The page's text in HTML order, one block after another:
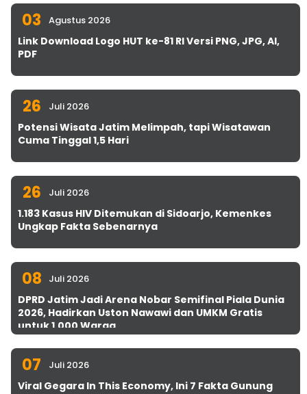
03 Agustus 2026
Link Download Logo HUT ke-81 RI Versi PNG, JPG, AI,
PDF
26 Juli 2026
Potensi Wisata Jatim Melimpah, tapi Wisatawan
Cuma Tinggal 1,5 Hari
26 Juli 2026
1.183 Kasus HIV Ditemukan di Sidoarjo, Kemenkes
Ungkap Fakta Sebenarnya
08 Juli 2026
DPRD Jatim Jadi Arena Nobar Semifinal Piala Dunia
2026, Hadirkan Uston Nawawi dan UMKM Gratis
untuk 1.000 Warga
07 Juli 2026
Viral Gegara In This Economy, Ini 7 Fakta Gunung